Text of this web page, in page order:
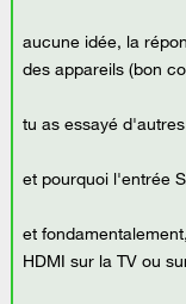
aucune idée, la
des appareils (bon
tu as essayé
et pourquoi l'entrée
et
HDMI sur la TV ou